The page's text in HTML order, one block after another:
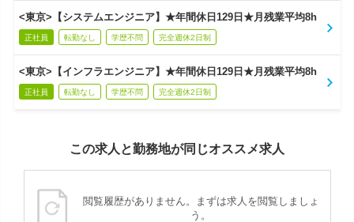
<東京>【システムエンジニア】★年間休日129日★月残業平均8h
正社員 転勤なし 学歴不問 完全週休2日制
<東京>【インフラエンジニア】★年間休日129日★月残業平均8h
正社員 転勤なし 学歴不問 完全週休2日制
この求人と勤務地が同じオススメ求人
閲覧履歴がありません。まずは求人を閲覧しましょ
う。